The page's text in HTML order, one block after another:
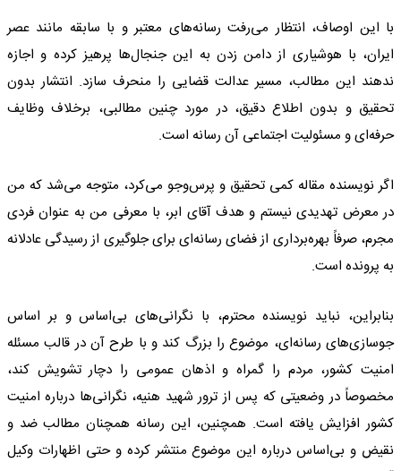
با این اوصاف، انتظار می‌رفت رسانه‌های معتبر و با سابقه مانند عصر
ایران، با هوشیاری از دامن زدن به این جنجال‌ها پرهیز کرده و اجازه
ندهند این مطالب، مسیر عدالت قضایی را منحرف سازد. انتشار بدون
تحقیق و بدون اطلاع دقیق، در مورد چنین مطالبی، برخلاف وظایف
حرفه‌ای و مسئولیت اجتماعی آن رسانه است.
اگر نویسنده مقاله کمی تحقیق و پرس‌وجو می‌کرد، متوجه می‌شد که من
در معرض تهدیدی نیستم و هدف آقای ابر، با معرفی من به عنوان فردی
مجرم، صرفاً بهره‌برداری از فضای رسانه‌ای برای جلوگیری از رسیدگی عادلانه
به پرونده است.
بنابراین، نباید نویسنده محترم، با نگرانی‌های بی‌اساس و بر اساس
جوسازی‌های رسانه‌ای، موضوع را بزرگ کند و با طرح آن در قالب مسئله
امنیت کشور، مردم را گمراه و اذهان عمومی را دچار تشویش کند،
مخصوصاً در وضعیتی که پس از ترور شهید هنیه، نگرانی‌ها درباره امنیت
کشور افزایش یافته است. همچنین، این رسانه همچنان مطالب ضد و
نقیض و بی‌اساس درباره این موضوع منتشر کرده و حتی اظهارات وکیل